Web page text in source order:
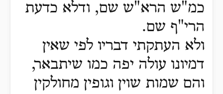
כמ"ש הרא"ש שם, ודלא כדעת
הרי"ף שם.
ולא העתקתי דבריו לפי שאין
דמיונו עולה יפה כמו שיתבאר,
והם שמות שוין וגופין מחולקין